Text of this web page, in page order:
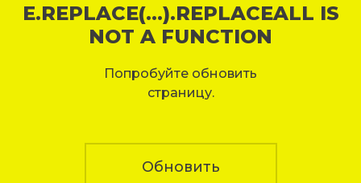
E.REPLACE(...).REPLACEALL IS
NOT A FUNCTION
Попробуйте обновить
страницу.
Обновить